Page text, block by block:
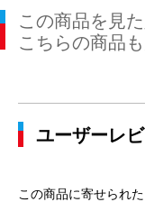
この商品を見
こちらの商品
ユーザーレ
この商品に寄せられ